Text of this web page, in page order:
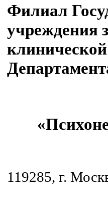
Филиал
учреждения
119285, г.